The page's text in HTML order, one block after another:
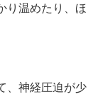
り温めたり、ほ
、神経圧迫が少